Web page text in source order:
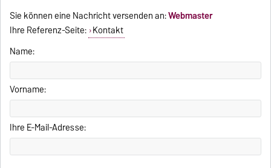
Sie können eine Nachricht versenden an:Webmaster
Ihre Referenz-Seite: Kontakt
Name:
Vorname:
Ihre E-Mail-Adresse: